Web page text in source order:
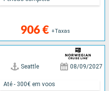
906 € +Taxas
Seattle 08/09/2027
Até - 300€ em voos